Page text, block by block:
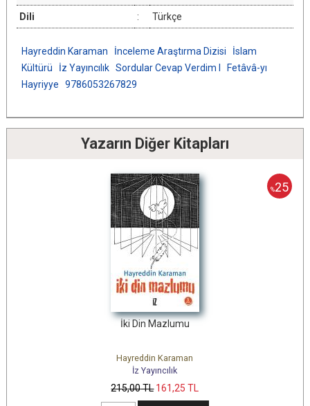
Dili : Türkçe
Hayreddin Karaman İnceleme Araştırma Dizisi
İslam
Kültürü
İz Yayıncılık Sordular Cevap Verdim I
Fetâvâ-yı
Hayriyye
9786053267829
Yazarın Diğer Kitapları
%25
İki Din Mazlumu
Hayreddin Karaman
İz Yayıncılık
215,00TL 161,25 TL